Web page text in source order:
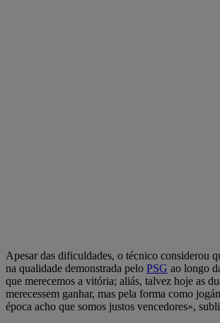
Apesar das dificuldades, o técnico considerou
na qualidade demonstrada pelo PSG ao longo
que merecemos a vitória; aliás, talvez hoje as
merecessem ganhar, mas pela forma como
época acho que somos justos vencedores»,